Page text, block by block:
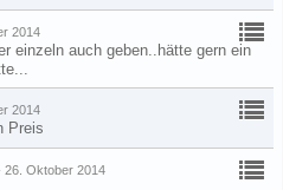
2014
einzeln auch geben..hätte gern ein
2014
Preis
26. Oktober 2014